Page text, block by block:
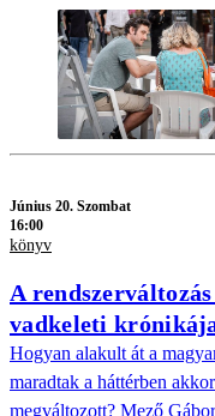
Június 20. Szombat
16:00
könyv
A
vadkeleti
Hogyan alakult át a
maradtak a háttérben
megváltozott? Mező